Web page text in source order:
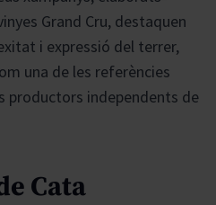
Grand Cru, destaquen
i expressió del terrer,
una de les referències
productors independents de
Cata